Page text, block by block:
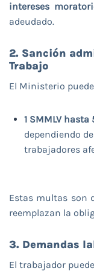
intereses
adeudado.
2. Sanción
Trabajo
El Ministerio
1 SMMLV hasta
dependiendo
trabajadores
Estas multas son
reemplazan la
3. Demandas
El trabajador